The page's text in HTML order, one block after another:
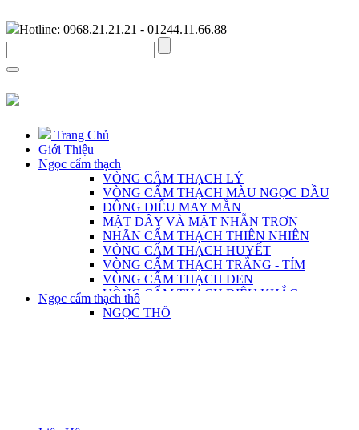
Hotline: 0968.21.21.21 - 01244.11.66.88
Trang Chủ
Giới Thiệu
Ngọc cẩm thạch
VÒNG CẨM THẠCH LÝ
VÒNG CẨM THẠCH MÀU NGỌC DẦU
ĐỒNG ĐIẾU MAY MẮN
MẶT DÂY VÀ MẶT NHẪN TRƠN
NHÃN CẨM THẠCH THIÊN NHIÊN
VÒNG CẨM THẠCH HUYẾT
VÒNG CẨM THẠCH TRẮNG - TÍM
VÒNG CẨM THẠCH ĐEN
VÒNG CẨM THẠCH ĐIÊU KHẮC
VÒNG CẨM THẠCH DÀNH CHO NAM
CHUỖI CẨM THẠCH THIÊN NHIÊN
Ngọc cẩm thạch thô
NGỌC THÔ